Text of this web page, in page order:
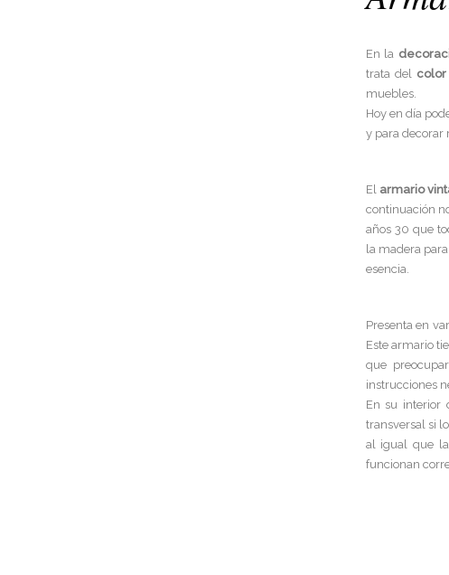
En la
trata del
muebles.
Hoy en día
y para decorar
El armario
continuación
años 30 que
la madera
esencia.
Presenta en
Este armario
que
instrucciones
En su interior
transversal si
al igual que
funcionan